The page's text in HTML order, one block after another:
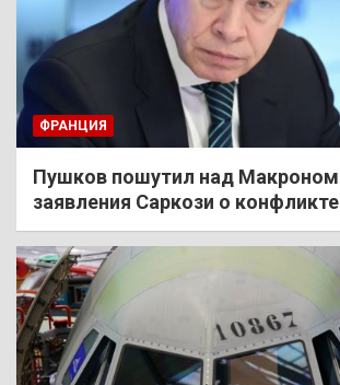
ФРАНЦИЯ
Пушков пошутил над
заявления Саркози о